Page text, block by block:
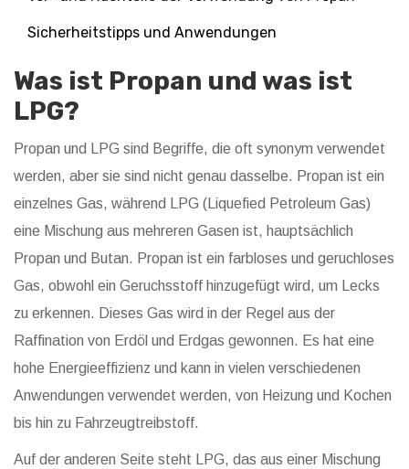
Sicherheitstipps und Anwendungen
Was ist Propan und was ist
LPG?
Propan und LPG sind Begriffe, die oft synonym verwendet
werden, aber sie sind nicht genau dasselbe. Propan ist ein
einzelnes Gas, während LPG (Liquefied Petroleum Gas)
eine Mischung aus mehreren Gasen ist, hauptsächlich
Propan und Butan. Propan ist ein farbloses und geruchloses
Gas, obwohl ein Geruchsstoff hinzugefügt wird, um Lecks
zu erkennen. Dieses Gas wird in der Regel aus der
Raffination von Erdöl und Erdgas gewonnen. Es hat eine
hohe Energieeffizienz und kann in vielen verschiedenen
Anwendungen verwendet werden, von Heizung und Kochen
bis hin zu Fahrzeugtreibstoff.
Auf der anderen Seite steht LPG, das aus einer Mischung